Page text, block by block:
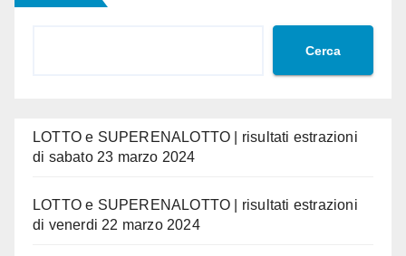
Cerca
LOTTO e SUPERENALOTTO | risultati estrazioni
di sabato 23 marzo 2024
LOTTO e SUPERENALOTTO | risultati estrazioni
di venerdi 22 marzo 2024